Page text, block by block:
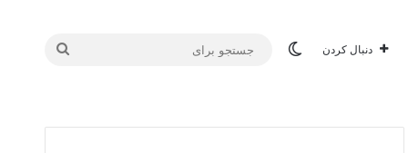
دنبال کردن تغییر پوسته
جستجو